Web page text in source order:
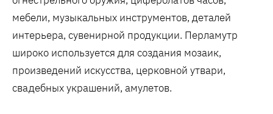
мебели, музыкальных инструментов, деталей
интерьера, сувенирной продукции. Перламутр
широко используется для создания мозаик,
произведений искусства, церковной утвари,
свадебных украшений, амулетов.